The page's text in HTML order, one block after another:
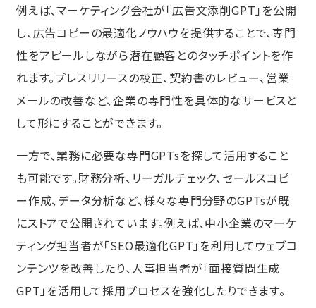
例えば、マーケティング会社が「広告文添削GPT」を公開
し、広告コピーの最適化ノウハウを提供することで、専門
性をアピールしながら潜在顧客とのタッチポイントを作
れます。プレスリリースの校正、契約書のレビュー、営業
メールの改善など、企業の専門性を具体的なサービスと
して形にすることができます。
一方で、業務に必要な専門GPTsを探して活用すること
も可能です。財務分析、リーガルチェック、セールスコピ
ー作成、データ分析など、様々な専門分野のGPTsが既
にストアで公開されています。例えば、中小企業のマーケ
ティング担当者が「SEO最適化GPT」を利用してウェブコ
ンテンツを改善したり、人事担当者が「面接質問生成
GPT」を活用して採用プロセスを強化したりできます。